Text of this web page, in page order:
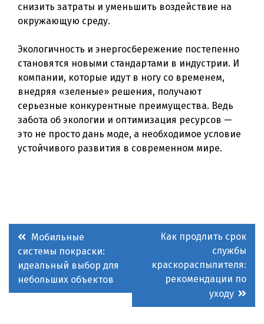
снизить затраты и уменьшить воздействие на
окружающую среду.
Экологичность и энергосбережение постепенно
становятся новыми стандартами в индустрии. И
компании, которые идут в ногу со временем,
внедряя «зеленые» решения, получают
серьезные конкурентные преимущества. Ведь
забота об экологии и оптимизация ресурсов —
это не просто дань моде, а необходимое условие
устойчивого развития в современном мире.
Навигация
по
записям
Мобильные
системы покраски:
идеальный выбор для
небольших объектов
Как продлить срок
службы
краскораспылителя:
рекомендации по
уходу